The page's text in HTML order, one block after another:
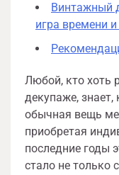
Винтажный
игра времени
Любой, кто хоть
декупаже, знает,
обычная вещь
приобретая
последние годы
стало не только